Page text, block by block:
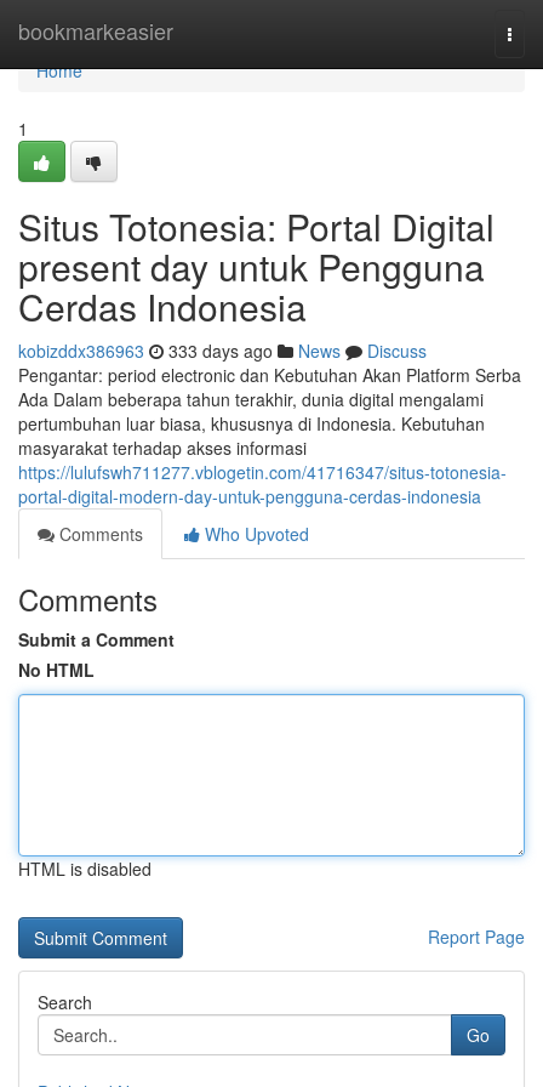
bookmarkeasier
Home
Home
1
Situs Totonesia: Portal Digital
present day untuk Pengguna
Cerdas Indonesia
kobizddx386963 333 days ago News
Discuss
Pengantar: period electronic dan Kebutuhan Akan Platform Serba
Ada Dalam beberapa tahun terakhir, dunia digital mengalami
pertumbuhan luar biasa, khususnya di Indonesia. Kebutuhan
masyarakat terhadap akses informasi
https://lulufswh711277.vblogetin.com/41716347/situs-totonesia-
portal-digital-modern-day-untuk-pengguna-cerdas-indonesia
Comments
Who Upvoted
Comments
Submit a Comment
No HTML
HTML is disabled
Report Page
Search
Go